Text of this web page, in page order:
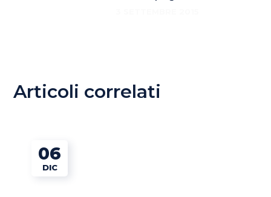
Articoli correlati
06
DIC